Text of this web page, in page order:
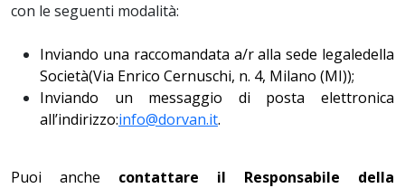
con le seguenti modalità:
Inviando una raccomandata a/r alla sede legaledella
Società(Via Enrico Cernuschi, n. 4, Milano (MI));
Inviando un messaggio di posta elettronica
all’indirizzo:info@dorvan.it.
Puoi anche contattare il Responsabile della